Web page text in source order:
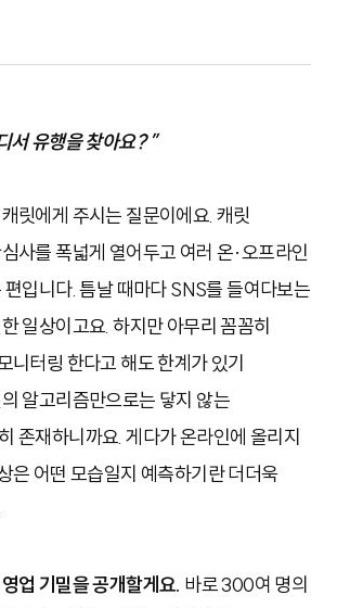
서 유행을 찾아요? ”
릿에게 주시는 질문이에요. 캐릿
사를 폭넓게 열어두고 여러 온·오프라인
입니다. 틈날 때마다 SNS를 들여다보는
일상이고요. 하지만 아무리 꼼꼼히
니터링 한다고 해도 한계가 있기
알고리즘만으로는 닿지 않는
존재하니까요. 게다가 온라인에 올리지
은 어떤 모습일지 예측하기란 더더욱
업 기밀을 공개할게요. 바로 300여 명의